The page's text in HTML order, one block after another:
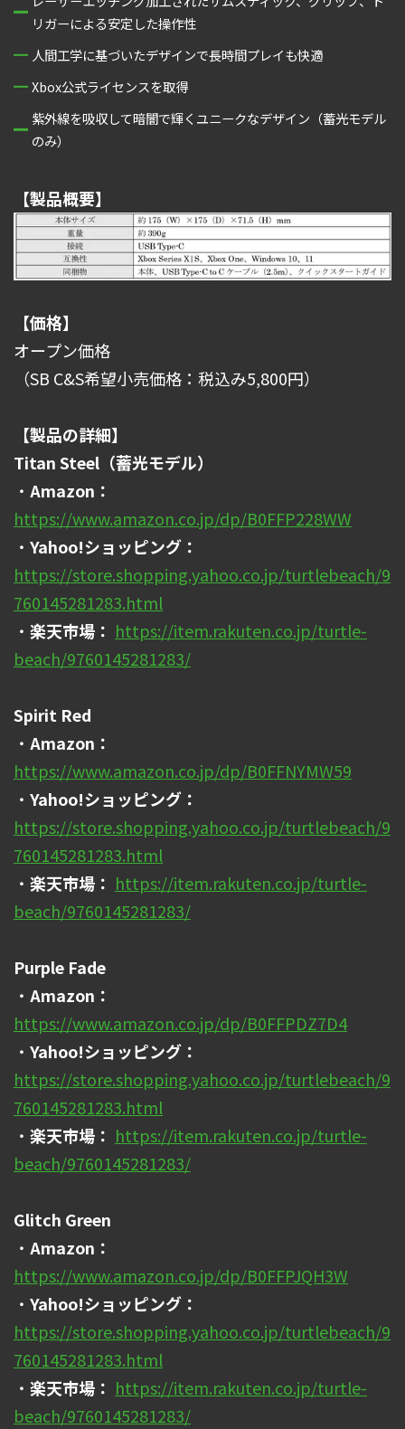
リガーによる安定した操作性
人間工学に基づいたデザインで長時間プレイも快適
Xbox公式ライセンスを取得
紫外線を吸収して暗闇で輝くユニークなデザイン（蓄光モデル
のみ）
【製品概要】
【価格】
オープン価格
（SB C&S希望小売価格：税込み5,800円）
【製品の詳細】
Titan Steel（蓄光モデル）
・ Amazon：
https://www.amazon.co.jp/dp/B0FFP228WW
・ Yahoo!ショッピング：
https://store.shopping.yahoo.co.jp/turtlebeach/9
760145281283.html
・ 楽天市場： https://item.rakuten.co.jp/turtle-
beach/9760145281283/
Spirit Red
・ Amazon：
https://www.amazon.co.jp/dp/B0FFNYMW59
・ Yahoo!ショッピング：
https://store.shopping.yahoo.co.jp/turtlebeach/9
760145281283.html
・ 楽天市場： https://item.rakuten.co.jp/turtle-
beach/9760145281283/
Purple Fade
・ Amazon：
https://www.amazon.co.jp/dp/B0FFPDZ7D4
・ Yahoo!ショッピング：
https://store.shopping.yahoo.co.jp/turtlebeach/9
760145281283.html
・ 楽天市場： https://item.rakuten.co.jp/turtle-
beach/9760145281283/
Glitch Green
・ Amazon：
https://www.amazon.co.jp/dp/B0FFPJQH3W
・ Yahoo!ショッピング：
https://store.shopping.yahoo.co.jp/turtlebeach/9
760145281283.html
・ 楽天市場： https://item.rakuten.co.jp/turtle-
beach/9760145281283/